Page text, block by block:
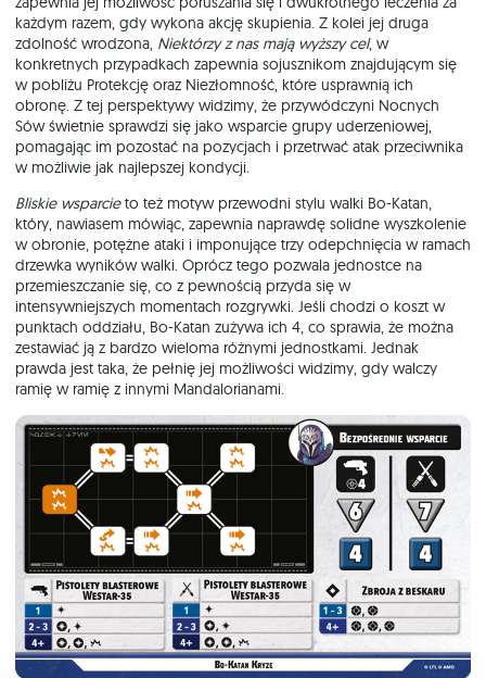
każdym razem, gdy wykona akcję skupienia. Z kolei jej druga
zdolność wrodzona, Niektórzy z nas mają wyższy cel, w
konkretnych przypadkach zapewnia sojusznikom znajdującym się
w pobliżu Protekcję oraz Niezłomność, które usprawnią ich
obronę. Z tej perspektywy widzimy, że przywódczyni Nocnych
Sów świetnie sprawdzi się jako wsparcie grupy uderzeniowej,
pomagając im pozostać na pozycjach i przetrwać atak przeciwnika
w możliwie jak najlepszej kondycji.
Bliskie wsparcieto też motyw przewodni stylu walki Bo-Katan,
który, nawiasem mówiąc, zapewnia naprawdę solidne wyszkolenie
w obronie, potężne ataki i imponujące trzy odepchnięcia w ramach
drzewka wyników walki. Oprócz tego pozwala jednostce na
przemieszczanie się, co z pewnością przyda się w
intensywniejszych momentach rozgrywki. Jeśli chodzi o koszt w
punktach oddziału, Bo-Katan zużywa ich 4, co sprawia, że można
zestawiać ją z bardzo wieloma różnymi jednostkami. Jednak
prawda jest taka, że pełnię jej możliwości widzimy, gdy walczy
ramię w ramię z innymi Mandalorianami.